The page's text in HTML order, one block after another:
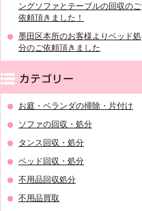
ングソファとテーブルの回収のご
依頼頂きました！
墨田区本所のお客様よりベッド処
分のご依頼頂きました
お庭・ベランダの掃除・片付け
ソファの回収・処分
タンス回収・処分
ベッド回収・処分
不用品回収処分
不用品買取